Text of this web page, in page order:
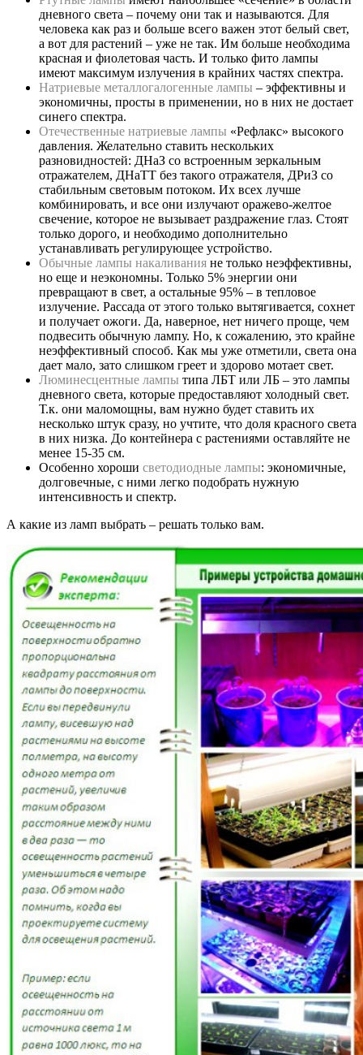
дневного света – почему они так и называются. Для
человека как раз и больше всего важен этот белый свет,
а вот для растений – уже не так. Им больше необходима
красная и фиолетовая часть. И только фито лампы
имеют максимум излучения в крайних частях спектра.
Натриевые металлогалогенные лампы – эффективны и
экономичны, просты в применении, но в них не достает
синего спектра.
Отечественные натриевые лампы «Рефлакс» высокого
давления. Желательно ставить нескольких
разновидностей: ДНаЗ со встроенным зеркальным
отражателем, ДНаТТ без такого отражателя, ДРиЗ со
стабильным световым потоком. Их всех лучше
комбинировать, и все они излучают оражево-желтое
свечение, которое не вызывает раздражение глаз. Стоят
только дорого, и необходимо дополнительно
устанавливать регулирующее устройство.
Обычные лампы накаливания не только неэффективны,
но еще и неэкономны. Только 5% энергии они
превращают в свет, а остальные 95% – в тепловое
излучение. Рассада от этого только вытягивается, сохнет
и получает ожоги. Да, наверное, нет ничего проще, чем
подвесить обычную лампу. Но, к сожалению, это крайне
неэффективный способ. Как мы уже отметили, света она
дает мало, зато слишком греет и здорово мотает свет.
Люминесцентные лампы типа ЛБТ или ЛБ – это лампы
дневного света, которые предоставляют холодный свет.
Т.к. они маломощны, вам нужно будет ставить их
несколько штук сразу, но учтите, что доля красного света
в них низка. До контейнера с растениями оставляйте не
менее 15-35 см.
Особенно хороши светодиодные лампы: экономичные,
долговечные, с ними легко подобрать нужную
интенсивность и спектр.
А какие из ламп выбрать – решать только вам.